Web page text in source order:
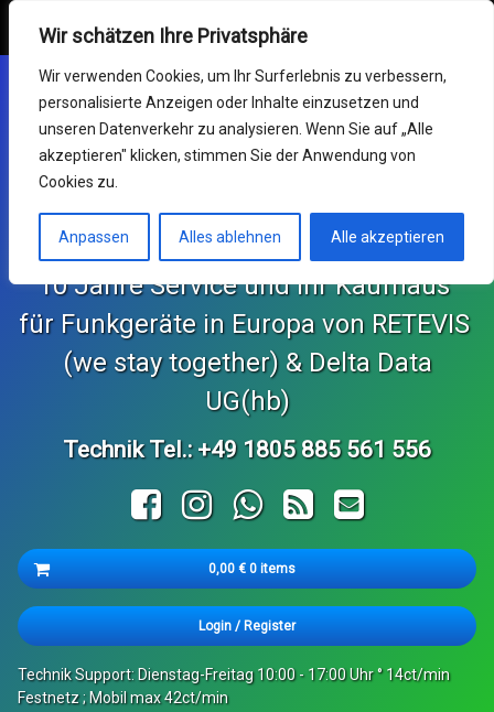
Wir schätzen Ihre Privatsphäre
Wir verwenden Cookies, um Ihr Surferlebnis zu verbessern,
personalisierte Anzeigen oder Inhalte einzusetzen und
unseren Datenverkehr zu analysieren. Wenn Sie auf „Alle
akzeptieren" klicken, stimmen Sie der Anwendung von
Cookies zu.
Anpassen Alles ablehnen Alle akzeptieren
Retevis Online Shop
Mein Konto
Funkgeräte
Service & RMA
Impressum
Support Center
KONTAKT und Bestellungen
SvBony Online Shop
content
Germany RETEVIS (wir
sind zusammen)
10 Jahre Service und Ihr Kaufhaus
für Funkgeräte in Europa von RETEVIS
(we stay together) & Delta Data
UG(hb)
Technik Tel.: +49 1805 885 561 556
FacebookInstagramWhatsApp
RSS E-mail
Cart
0,00€ 0 items
Es befinden sich keine Produkte im Warenkorb.
Login / Register
Technik Support: Dienstag-Freitag 10:00 - 17:00 Uhr ° 14ct/min
Festnetz ; Mobil max 42ct/min